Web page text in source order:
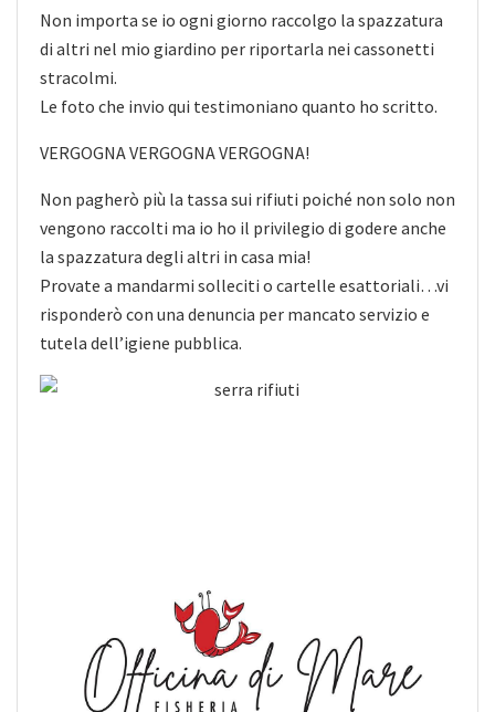
Non importa se io ogni giorno raccolgo la spazzatura
di altri nel mio giardino per riportarla nei cassonetti
stracolmi.
Le foto che invio qui testimoniano quanto ho scritto.
VERGOGNA VERGOGNA VERGOGNA!
Non pagherò più la tassa sui rifiuti poiché non solo non
vengono raccolti ma io ho il privilegio di godere anche
la spazzatura degli altri in casa mia!
Provate a mandarmi solleciti o cartelle esattoriali…vi
risponderò con una denuncia per mancato servizio e
tutela dell’igiene pubblica.